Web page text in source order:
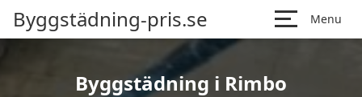
Byggstädning-pris.se Menu
Byggstädning i Rimbo